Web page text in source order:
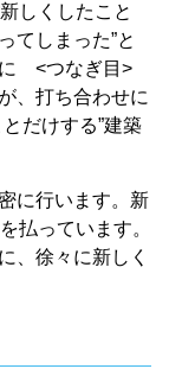
しくしたこと
てしまった”と
に <つなぎ目>
、打ち合わせに
だけする”建築
に行います。新
払っています。
、徐々に新しく